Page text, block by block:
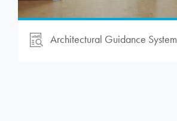
Architectural Guidance System